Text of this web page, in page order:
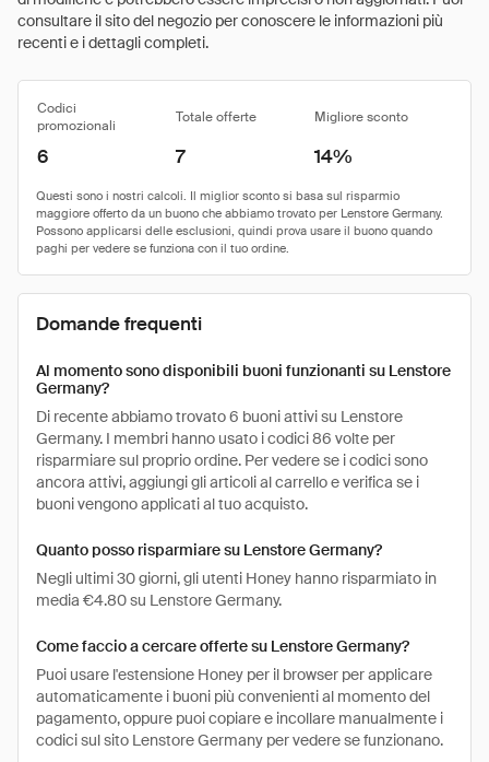
consultare il sito del negozio per conoscere le informazioni più
recenti e i dettagli completi.
Codici
promozionali
Totale offerte Migliore sconto
6 7 14%
Domande frequenti
Al momento sono disponibili buoni funzionanti su Lenstore
Germany?
Di recente abbiamo trovato 6 buoni attivi su Lenstore
Germany. I membri hanno usato i codici 86 volte per
risparmiare sul proprio ordine. Per vedere se i codici sono
ancora attivi, aggiungi gli articoli al carrello e verifica se i
buoni vengono applicati al tuo acquisto.
Quanto posso risparmiare su Lenstore Germany?
Negli ultimi 30 giorni, gli utenti Honey hanno risparmiato in
media €4.80 su Lenstore Germany.
Come faccio a cercare offerte su Lenstore Germany?
Puoi usare l'estensione Honey per il browser per applicare
automaticamente i buoni più convenienti al momento del
pagamento, oppure puoi copiare e incollare manualmente i
codici sul sito Lenstore Germany per vedere se funzionano.